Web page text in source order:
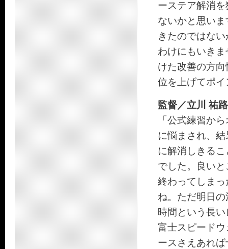
ーステア解消
ないかと思い
きたのではな
わけにもいき
けた改善の方
位を上げてポ
監督／立川 祐路
「公式練習か
に悩まされ、
に解消しきる
でした。良い
終わってしま
ね。ただ明日
時間という長
富士スピード
ースさえあれ